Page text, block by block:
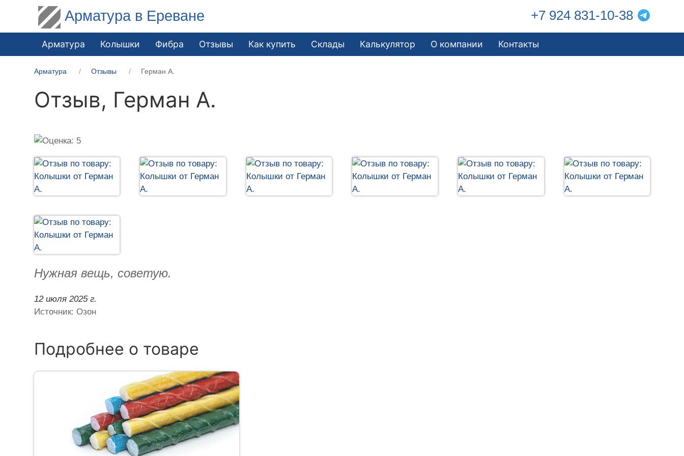
Арматура в Ереване +7 924 831-10-38
Арматура Колышки Фибра Отзывы Как купить Склады Калькулятор О компании Контакты
Арматура Отзывы Герман А.
Отзыв, Герман А.
Нужная вещь, советую.
12 июля 2025 г.
Источник: Озон
Подробнее о товаре